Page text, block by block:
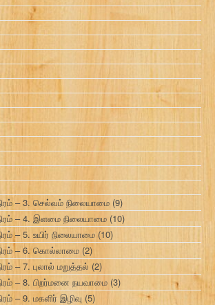
– 3. செல்வம் நிலையாமை (9)
– 4. இளமை நிலையாமை (10)
– 5. உயிர் நிலையாமை (10)
– 6. கொல்லாமை (2)
– 7. புலால் மறுத்தல் (2)
– 8. பிறர்மனை நயவாமை (3)
– 9. மகளிர் இழிவு (5)